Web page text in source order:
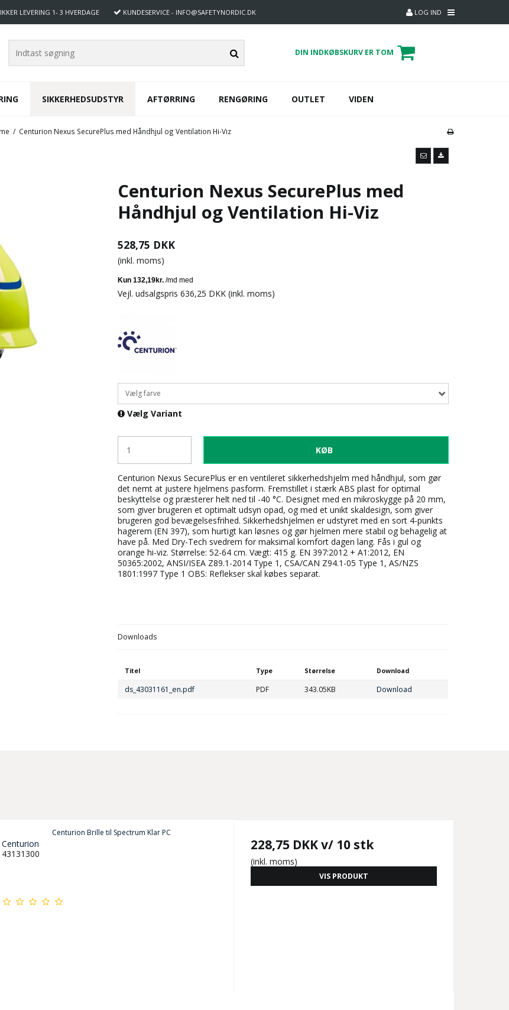
LEVERING 1- 3 HVERDAGE KUNDESERVICE - INFO@SAFETYNORDIC.DK LOG IND
DIN INDKØBSKURV ER TOM
SIKKERHEDSUDSTYR AFTØRRING RENGØRING OUTLET VIDEN
/ Centurion Nexus SecurePlus med Håndhjul og Ventilation Hi-Viz
Centurion Nexus SecurePlus med
Håndhjul og Ventilation Hi-Viz
528,75 DKK
(inkl. moms)
Vejl. udsalgspris 636,25 DKK (inkl. moms)
Vælg farve
Vælg Variant
KØB
Centurion Nexus SecurePlus er en­ ventileret sikkerhedshjelm med håndhjul, som gør
det nemt at justere hjelmens pasform. Fremstillet i stærk ABS plast for­ optimal
beskyttelse og præsterer helt ned til -40 °C.­ Designet med en mikroskygge på 20 mm,
som giver brugeren et optimalt udsyn opad, og med et unikt skaldesign, som giver
brugeren god bevægelsesfrihed. Sikkerhedshjelmen er udstyret med en sort 4-punkts
hagerem (EN 397), som hurtigt kan løsnes og ­gør hjelmen mere stabil og behagelig at
have på. Med Dry-Tech svedrem for maksimal komfort dagen lang. Fås i gul og
orange hi-viz. Størrelse: 52-64 cm. Vægt: 415 g. EN 397:2012 + A1:2012, EN
50365:2002, ANSI/ISEA Z89.1-2014 Type 1, CSA/CAN Z94.1-05 Type 1, AS/NZS
1801:1997 Type 1 OBS: Reflekser skal købes separat.
Downloads
Titel Type Størrelse Download
ds_43031161_en.pdf PDF 343.05KB Download
Centurion Brille til Spectrum Klar PC
Centurion
43131300
228,75 DKKv/ 10 stk
(inkl. moms)
VIS PRODUKT